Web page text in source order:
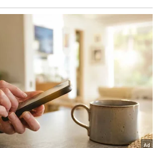
ತುಳಸಿಯನ್ನು ಬಳಕೆ